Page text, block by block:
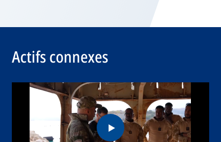
Actifs connexes